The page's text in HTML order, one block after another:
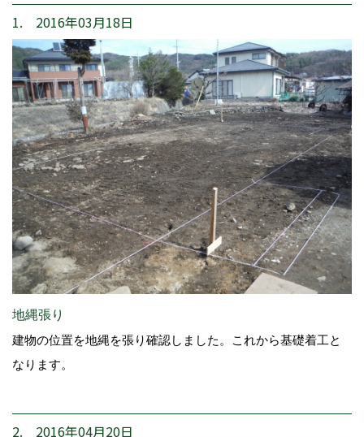
1. 2016年03月18日
地縄張り
建物の位置を地縄を張り確認しました。これから基礎着工と
なります。
2. 2016年04月20日